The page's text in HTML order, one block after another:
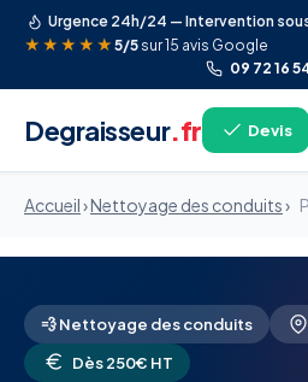
Urgence 24h/24 — Intervention
★★★★★ 5/5 sur 15 avis Google
09 72 16
Degraisseur.fr Devis
Accueil›Nettoyage des conduits›
💨 Nettoyage des conduits
Dès 250€ HT